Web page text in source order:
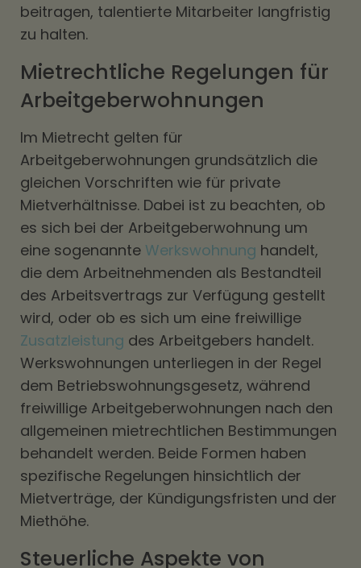
beitragen, talentierte Mitarbeiter langfristig
zu halten.
Mietrechtliche Regelungen für
Arbeitgeberwohnungen
Im Mietrecht gelten für
Arbeitgeberwohnungen grundsätzlich die
gleichen Vorschriften wie für private
Mietverhältnisse. Dabei ist zu beachten, ob
es sich bei der Arbeitgeberwohnung um
eine sogenannte Werkswohnung handelt,
die dem Arbeitnehmenden als Bestandteil
des Arbeitsvertrags zur Verfügung gestellt
wird, oder ob es sich um eine freiwillige
Zusatzleistung des Arbeitgebers handelt.
Werkswohnungen unterliegen in der Regel
dem Betriebswohnungsgesetz, während
freiwillige Arbeitgeberwohnungen nach den
allgemeinen mietrechtlichen Bestimmungen
behandelt werden. Beide Formen haben
spezifische Regelungen hinsichtlich der
Mietverträge, der Kündigungsfristen und der
Miethöhe.
Steuerliche Aspekte von